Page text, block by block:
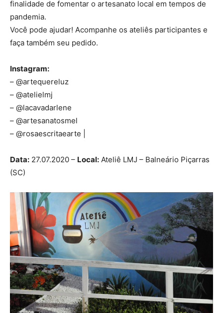
finalidade de fomentar o artesanato local em tempos de
pandemia.
Você pode ajudar! Acompanhe os ateliês participantes e
faça também seu pedido.
Instagram:
– @artequereluz
– @atelielmj
– @lacavadarlene
– @artesanatosmel
– @rosaescritaearte |
Data: 27.07.2020 – Local: Ateliê LMJ – Balneário Piçarras
(SC)